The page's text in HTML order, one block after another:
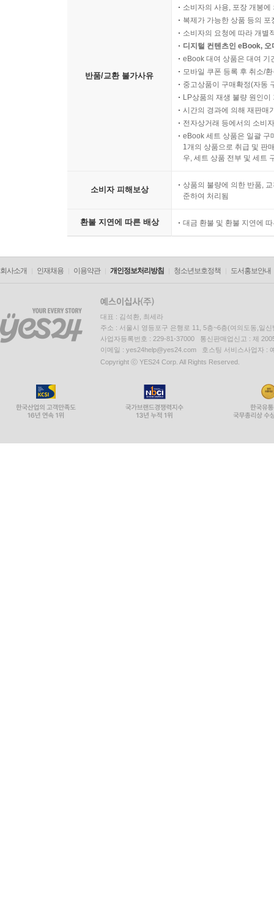
반품/교환 불가사유
소비자의 사용, 포장 개봉
복제가 가능한 상품 등의
소비자의 요청에 따라 개별
디지털 컨텐츠인 eBook,
eBook 대여 상품은 대여 기
모바일 쿠폰 등록 후 취소/
중고상품이 구매확정(자동
LP상품의 재생 불량 원인
시간의 경과에 의해 재판매
전자상거래 등에서의 소비
eBook 세트 상품은 일괄 구
1개의 상품으로 취급 및 판
우, 세트 상품 전부 및 세트
소비자 피해보상
상품의 불량에 의한 반품,
준하여 처리됨
환불 지연에 따른 배상 대금 환불 및 환불 지연에
회사소개 인재채용 이용약관 개인정보처리방침 청소년보호정책 도서홍보안내
대표 : 김석환, 최세라
주소 : 서울시 영등포구 은행로 11, 5층~6층(여의도동,일신
사업자등록번호 : 229-81-37000 통신판매업신고 : 제
이메일 : yes24help@yes24.com 호스팅 서비스사업자 :
Copyright ⓒ YES24 Corp. All Rights Reserved.